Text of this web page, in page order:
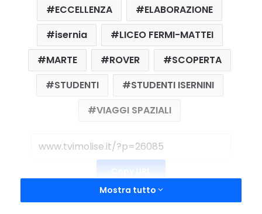
ECCELLENZA
ELABORAZIONE
isernia
LICEO FERMI-MATTEI
MARTE
ROVER
SCOPERTA
STUDENTI
STUDENTI ISERNINI
VIAGGI SPAZIALI
Copy URL
Mostra tutto